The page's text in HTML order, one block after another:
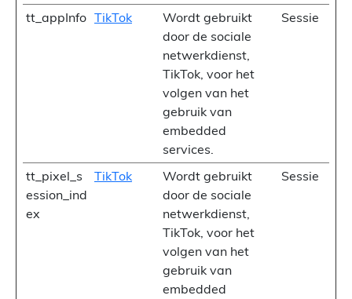
tt_appInfo TikTok
Wordt gebruikt
door de sociale
netwerkdienst,
TikTok, voor het
volgen van het
gebruik van
embedded
services.
Sessie
tt_pixel_s
ession_ind
ex
TikTok
Wordt gebruikt
door de sociale
netwerkdienst,
TikTok, voor het
volgen van het
gebruik van
embedded
Sessie